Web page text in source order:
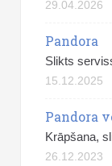
29.04.2026
Pandora
Slikts
15.12.2025
Pandora
Krāpšana,
26.12.2023